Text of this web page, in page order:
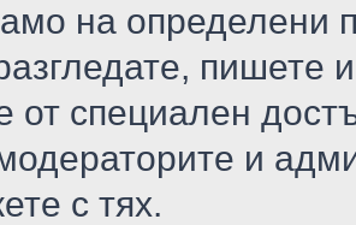
на определени
пишете
от специален
и
с тях.